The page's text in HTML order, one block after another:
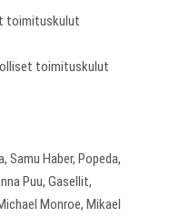
toimituskulut
toimituskulut
Samu Haber, Popeda,
Puu, Gasellit,
Monroe, Mikael